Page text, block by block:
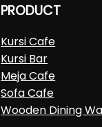
PRODUCT
Kursi Cafe
Kursi Bar
Meja Cafe
Sofa Cafe
Wooden Dining